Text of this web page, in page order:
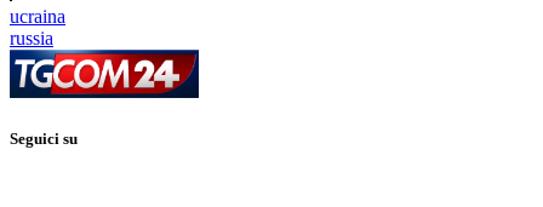
ucraina
russia
Seguici su